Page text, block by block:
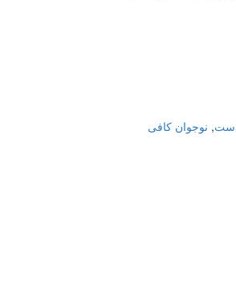
, نوجوان کافی